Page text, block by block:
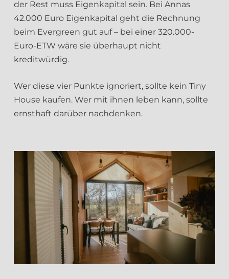
der Rest muss Eigenkapital sein. Bei Annas
42.000 Euro Eigenkapital geht die Rechnung
beim Evergreen gut auf – bei einer 320.000-
Euro-ETW wäre sie überhaupt nicht
kreditwürdig.
Wer diese vier Punkte ignoriert, sollte kein Tiny
House kaufen. Wer mit ihnen leben kann, sollte
ernsthaft darüber nachdenken.